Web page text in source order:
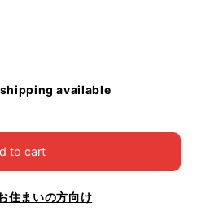
available
to cart
住まいの方向け